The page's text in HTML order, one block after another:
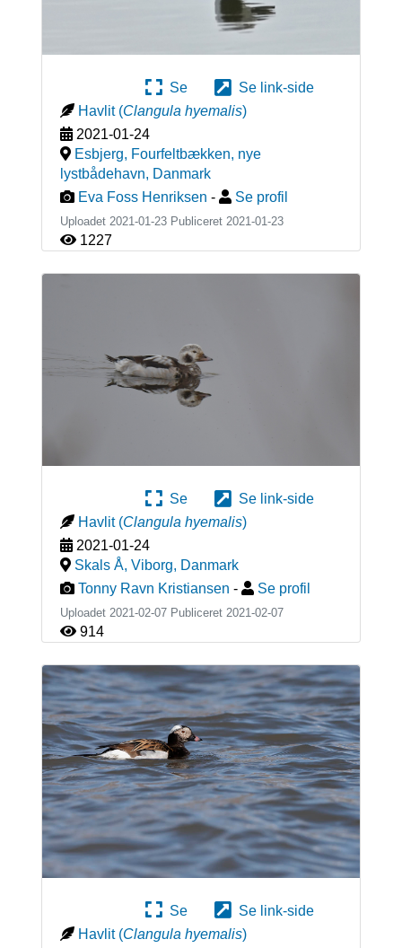
Se
Se link-side
Havlit (Clangula hyemalis)
2021-01-24
Esbjerg, Fourfeltbækken, nye
lystbådehavn, Danmark
Eva Foss Henriksen - Se profil
Uploadet 2021-01-23 Publiceret 2021-01-23
1227
Se
Se link-side
Havlit (Clangula hyemalis)
2021-01-24
Skals Å, Viborg, Danmark
Tonny Ravn Kristiansen - Se profil
Uploadet 2021-02-07 Publiceret 2021-02-07
914
Se
Se link-side
Havlit (Clangula hyemalis)